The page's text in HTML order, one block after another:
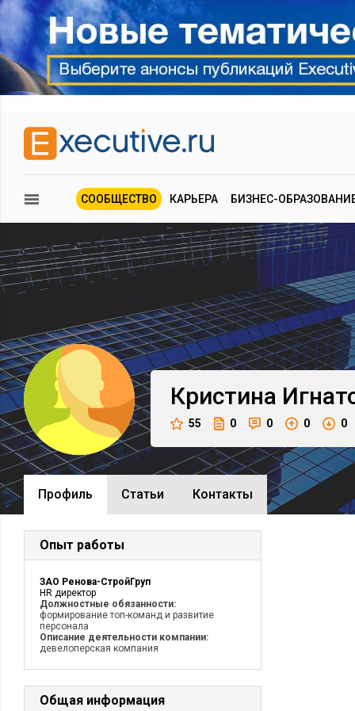
СООБЩЕСТВО КАРЬЕРА БИЗНЕС-
Кристина
55 0 0 0 0
Профиль Cтатьи Контакты
Опыт работы
ЗАО Ренова-СтройГруп
HR директор
Должностные обязанности:
формирование топ-команд и развитие
персонала
Описание деятельности компании:
девелоперская компания
Общая информация